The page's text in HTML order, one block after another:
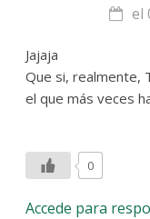
el
Jajaja
Que si, realmente,
el que más veces
0
Accede para